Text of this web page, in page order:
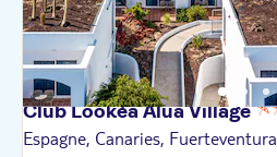
Club Lookéa AluaVillage
Espagne, Canaries, Fuerteventura